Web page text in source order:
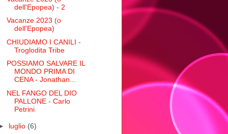
dell'Epopea) - 2
Vacanze 2023 (o
dell'Epopea)
CHIUDIAMO I CANILI -
Troglodita Tribe
POSSIAMO SALVARE IL
MONDO PRIMA DI
CENA - Jonathan...
NEL FANGO DEL DIO
PALLONE - Carlo
Petrini
luglio (6)